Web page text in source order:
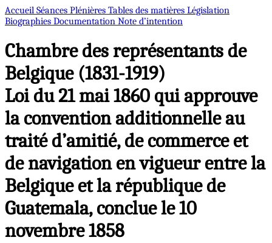
Accueil Séances Plénières Tables des matières Législation
Biographies Documentation Note d’intention
Chambre des représentants de
Belgique (1831-1919)
Loi du 21 mai 1860 qui approuve
la convention additionnelle au
traité d’amitié, de commerce et
de navigation en vigueur entre la
Belgique et la république de
Guatemala, conclue le 10
novembre 1858